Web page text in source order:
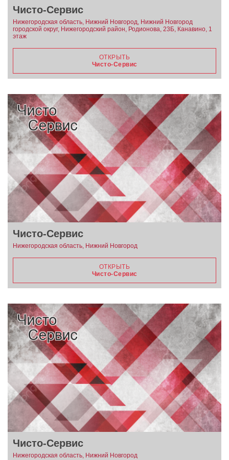
Чисто-Сервис
Нижегородская область, Нижний Новгород, Нижний Новгород
городской округ, Нижегородский район, Родионова, 23Б, Канавино, 1
этаж
ОТКРЫТЬ
Чисто-Сервис
Чисто-Сервис
Нижегородская область, Нижний Новгород
ОТКРЫТЬ
Чисто-Сервис
Чисто-Сервис
Нижегородская область, Нижний Новгород